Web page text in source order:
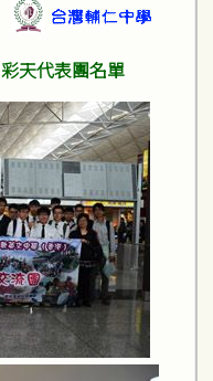
彩天代表團名單